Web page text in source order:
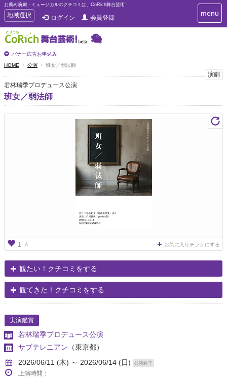
お薦め演劇・ミュージカルのクチコミは、CoRich舞台芸術！
T
o
g
g
e
n
a
v
i
g
地域選択 ログイン 会員登録
バナー広告お申込み
T
o
i
g
menu
HOME 公演 班女／弱法師
演劇
若林瑞季プロデュース公演
班女／弱法師
1 人 お気に入りチラシにする
観たい！クチコミをする
観てきた！クチコミをする
実演鑑賞
若林瑞季プロデュース公演
サブテレニアン （東京都）
2026/06/11 (木) ～ 2026/06/14 (日)
公演終了
上演時間：